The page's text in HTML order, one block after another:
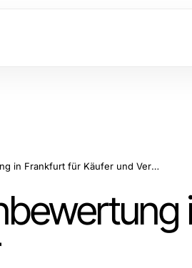
Professionelle Immobilienbewertung in Frankfurt für Käufer und Verkäufer